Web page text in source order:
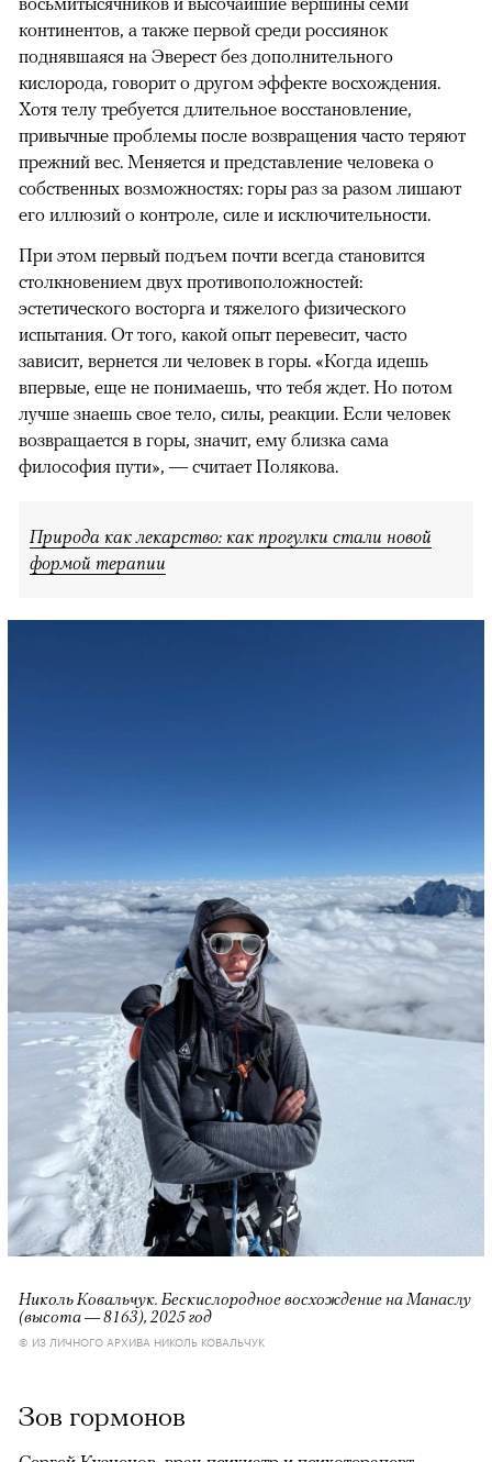
континентов, а также первой среди россиянок
поднявшаяся на Эверест без дополнительного
кислорода, говорит о другом эффекте восхождения.
Хотя телу требуется длительное восстановление,
привычные проблемы после возвращения часто теряют
прежний вес. Меняется и представление человека о
собственных возможностях: горы раз за разом лишают
его иллюзий о контроле, силе и исключительности.
При этом первый подъем почти всегда становится
столкновением двух противоположностей:
эстетического восторга и тяжелого физического
испытания. От того, какой опыт перевесит, часто
зависит, вернется ли человек в горы. «Когда идешь
впервые, еще не понимаешь, что тебя ждет. Но потом
лучше знаешь свое тело, силы, реакции. Если человек
возвращается в горы, значит, ему близка сама
философия пути», — считает Полякова.
Природа как лекарство: как прогулки стали новой
формой терапии
Николь Ковальчук. Бескислородное восхождение на Манаслу
(высота — 8163), 2025 год
© ИЗ ЛИЧНОГО АРХИВА НИКОЛЬ КОВАЛЬЧУК
Зов гормонов